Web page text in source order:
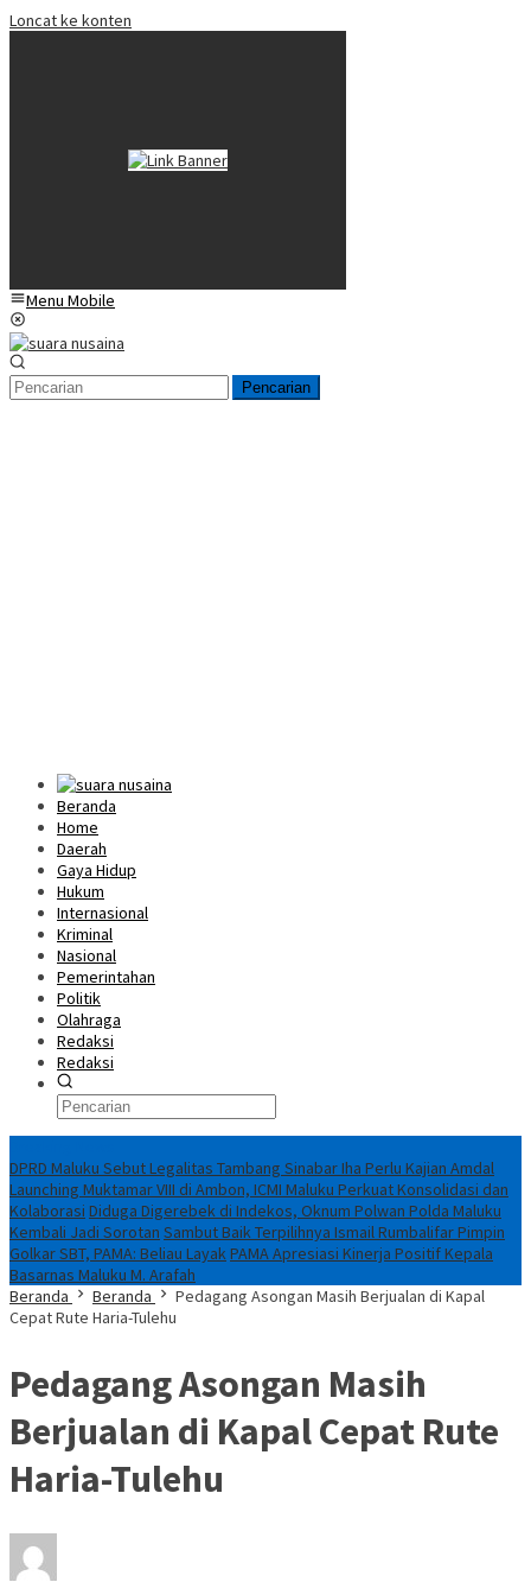
Loncat ke konten
Menu Mobile
Pencarian
Beranda
Home
Daerah
Gaya Hidup
Hukum
Internasional
Kriminal
Nasional
Pemerintahan
Politik
Olahraga
Redaksi
Redaksi
DPRD Maluku Sebut Legalitas Tambang Sinabar Iha Perlu Kajian Amdal
Launching Muktamar VIII di Ambon, ICMI Maluku Perkuat Konsolidasi dan
Kolaborasi Diduga Digerebek di Indekos, Oknum Polwan Polda Maluku
Kembali Jadi Sorotan Sambut Baik Terpilihnya Ismail Rumbalifar Pimpin
Golkar SBT, PAMA: Beliau LayakPAMA Apresiasi Kinerja Positif Kepala
Basarnas Maluku M. Arafah
Beranda
Beranda
Pedagang Asongan Masih Berjualan di Kapal
Cepat Rute Haria-Tulehu
Pedagang Asongan Masih
Berjualan di Kapal Cepat Rute
Haria-Tulehu